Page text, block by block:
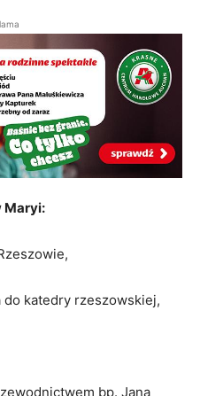
Maryi:
katedry rzeszowskiej,
bp. Jana